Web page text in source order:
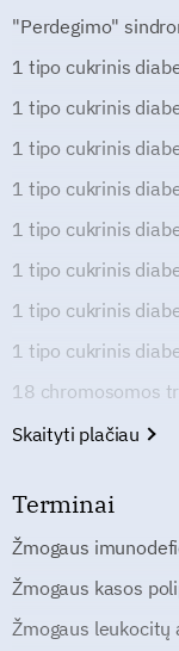
"Perdegimo"
1 tipo cukrinis
1 tipo cukrinis
1 tipo cukrinis
1 tipo cukrinis
1 tipo cukrinis
1 tipo cukrinis
1 tipo cukrinis
1 tipo cukrinis
18 chromosomos
Skaityti plačiau
Terminai
Žmogaus
Žmogaus kasos
Žmogaus leukocitų